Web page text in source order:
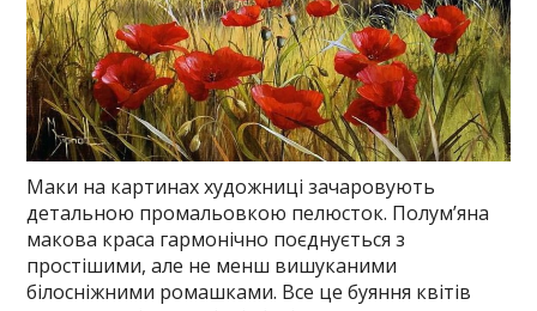
Маки на картинах художниці зачаровують
детальною промальовкою пелюсток. Полум’яна
макова краса гармонічно поєднується з
простішими, але не менш вишуканими
білосніжними ромашками. Все це буяння квітів